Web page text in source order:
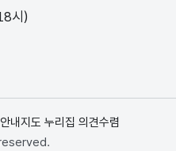
시)
내지도 누리집 의견수렴